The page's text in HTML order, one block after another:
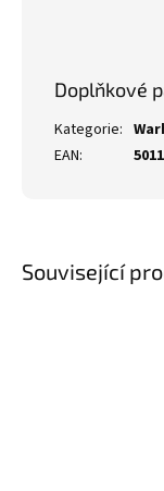
Související
Doplňkové
Kategorie:
EAN: